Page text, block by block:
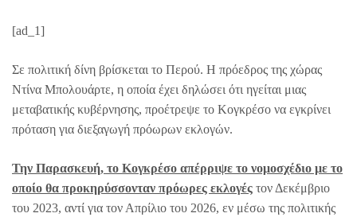
[ad_1]
Σε πολιτική δίνη βρίσκεται το Περού. Η πρόεδρος της χώρας
Ντίνα Μπολουάρτε, η οποία έχει δηλώσει ότι ηγείται μιας
μεταβατικής κυβέρνησης, προέτρεψε το Κογκρέσο να εγκρίνει
πρόταση για διεξαγωγή πρόωρων εκλογών.
Την Παρασκευή, το Κογκρέσο απέρριψε το νομοσχέδιο με το
οποίο θα προκηρύσσονταν πρόωρες εκλογές τον Δεκέμβριο
του 2023, αντί για τον Απρίλιο του 2026, εν μέσω της πολιτικής